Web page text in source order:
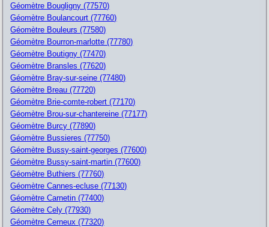
Géomètre Bougligny (77570)
Géomètre Boulancourt (77760)
Géomètre Bouleurs (77580)
Géomètre Bourron-marlotte (77780)
Géomètre Boutigny (77470)
Géomètre Bransles (77620)
Géomètre Bray-sur-seine (77480)
Géomètre Breau (77720)
Géomètre Brie-comte-robert (77170)
Géomètre Brou-sur-chantereine (77177)
Géomètre Burcy (77890)
Géomètre Bussieres (77750)
Géomètre Bussy-saint-georges (77600)
Géomètre Bussy-saint-martin (77600)
Géomètre Buthiers (77760)
Géomètre Cannes-ecluse (77130)
Géomètre Carnetin (77400)
Géomètre Cely (77930)
Géomètre Cerneux (77320)